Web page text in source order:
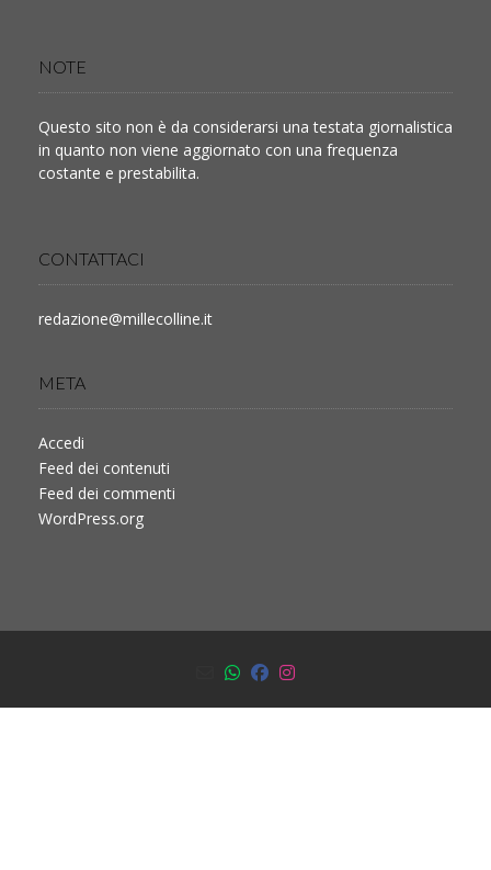
NOTE
Questo sito non è da considerarsi una testata giornalistica
in quanto non viene aggiornato con una frequenza
costante e prestabilita.
CONTATTACI
redazione@millecolline.it
META
Accedi
Feed dei contenuti
Feed dei commenti
WordPress.org